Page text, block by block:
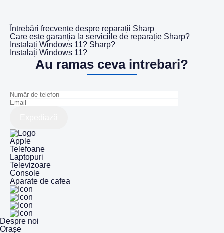
Întrebări frecvente despre reparații Sharp
Care este garanția la serviciile de reparație Sharp?
Instalați Windows 11? Sharp?
Instalați Windows 11?
Au ramas ceva intrebari?
Apple
Telefoane
Laptopuri
Televizoare
Console
Aparate de cafea
Despre noi
Orașe